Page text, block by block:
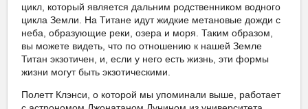
цикл, который является дальним родственником водного
цикла Земли. На Титане идут жидкие метановые дожди с
неба, образующие реки, озера и моря. Таким образом,
вы можете видеть, что по отношению к нашей Земле
Титан экзотичен, и, если у него есть жизнь, эти формы
жизни могут быть экзотическими.
Полетт Клэнси, о которой мы упоминали выше, работает